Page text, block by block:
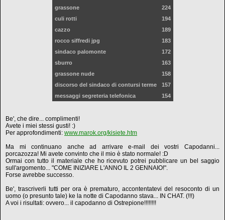
grassone
224
culi rotti
194
cazzo
189
rocco siffredi jpg
183
sindaco palomonte
172
sburro
163
grassone nude
158
discorso del sindaco di contursi terme
157
messaggi segreteria telefonica
154
Be', che dire... complimenti!
Avete i miei stessi gusti! :)
Per approfondimenti: www.marok.org/kisiete.htm
Ma mi continuano anche ad arrivare e-mail dei vostri Capodanni...
porcazozza! Mi avete convinto che il mio è stato normale! :D
Ormai con tutto il materiale che ho ricevuto potrei pubblicare un bel saggio
sull'argomento... "COME INIZIARE L'ANNO IL 2 GENNAIO!".
Forse avrebbe successo.
Be', trascriverli tutti per ora è prematuro, accontentatevi del resoconto di un
uomo (o presunto tale) ke la notte di Capodanno stava... IN CHAT. (!!!)
A voi i risultati: ovvero... il capodanno di Ostrepione!!!!!!!!